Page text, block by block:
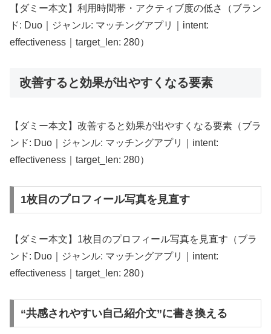
【ダミー本文】利用時間帯・アクティブ度の低さ（ブラン
ド: Duo｜ジャンル: マッチングアプリ｜intent:
effectiveness｜target_len: 280）
改善すると効果が出やすくなる要素
【ダミー本文】改善すると効果が出やすくなる要素（ブラ
ンド: Duo｜ジャンル: マッチングアプリ｜intent:
effectiveness｜target_len: 280）
1枚目のプロフィール写真を見直す
【ダミー本文】1枚目のプロフィール写真を見直す（ブラ
ンド: Duo｜ジャンル: マッチングアプリ｜intent:
effectiveness｜target_len: 280）
“共感されやすい自己紹介文”に書き換える